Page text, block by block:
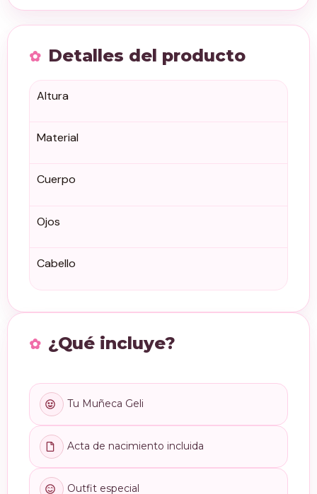
Detalles del producto
Altura
Material
Cuerpo
Ojos
Cabello
¿Qué incluye?
Tu Muñeca Geli
Acta de nacimiento incluida
Outfit especial